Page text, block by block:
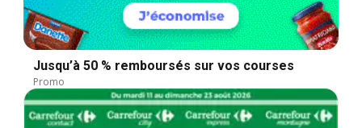
Jusqu’à 50 % remboursés sur vos courses
Promo